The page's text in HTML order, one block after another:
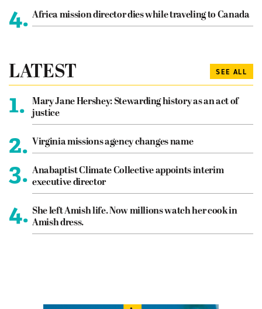
4. Africa mission director dies while traveling to Canada
LATEST SEE ALL
1.
Mary Jane Hershey: Stewarding history as an act of
justice
2. Virginia missions agency changes name
3. Anabaptist Climate Collective appoints interim
executive director
4. She left Amish life. Now millions watch her cook in
Amish dress.